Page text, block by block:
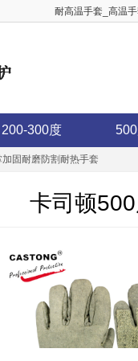
耐高温手套_高温
200-300度
固耐磨防割耐热手套
卡司顿